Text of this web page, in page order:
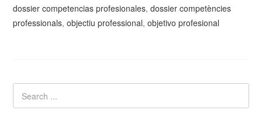
dossier competencias profesionales,dossier competències
professionals,objectiu professional,objetivo profesional